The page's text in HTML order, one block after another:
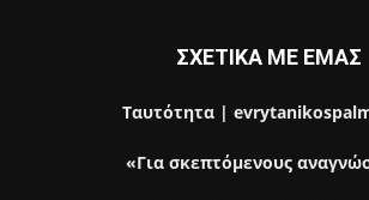
ΣΧΕΤΙΚΑ ΜΕ ΕΜΑΣ
Ταυτότητα |
«Για σκεπτόμενους